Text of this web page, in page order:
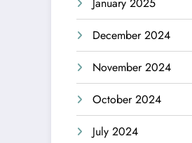
December 2024
November 2024
October 2024
July 2024